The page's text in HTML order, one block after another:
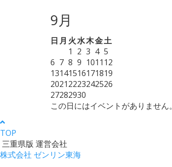
9月
日 月 火水木金土
1 2 3 4 5
6 7 8 9 1011 12
13141516171819
20212223242526
27282930
この日にはイベントがありません。
TOP
三重県版 運営会社
株式会社 ゼンリン東海